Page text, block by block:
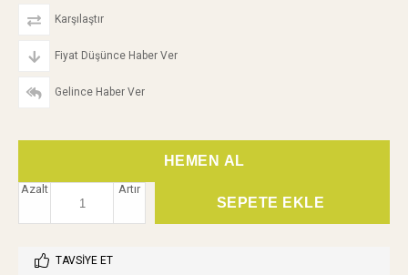
Karşılaştır
Fiyat Düşünce Haber Ver
Gelince Haber Ver
Artır
Azalt
TAVSIYE ET